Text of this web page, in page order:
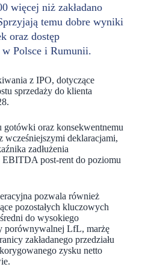
więcej niż zakładano
temu dobre wyniki
oraz dostęp
Polsce i Rumunii.
z IPO, dotyczące
sprzedaży do klienta
oraz konsekwentnemu
wcześniejszymi deklaracjami,
zadłużenia
post-rent do poziomu
pozwala również
pozostałych kluczowych
do wysokiego
porównywalnej LfL, marżę
zakładanego przedziału
zysku netto